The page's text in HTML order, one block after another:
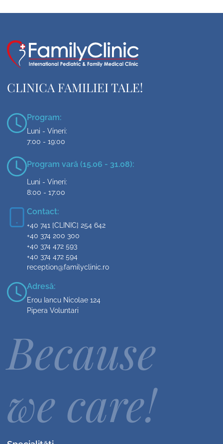
CLINICA FAMILIEI TALE!
Program:
Luni - Vineri:
7:00 - 19:00
Program vară (15.06 - 31.08):
Luni - Vineri:
8:00 - 17:00
Contact:
+40 741 [CLINIC] 254 642
+40 374 200 300
+40 374 472 593
+40 374 472 594
reception@familyclinic.ro
Adresă:
Erou Iancu Nicolae 124
Pipera Voluntari
Because
we care!